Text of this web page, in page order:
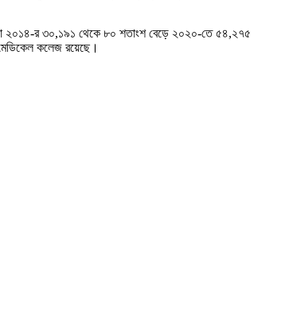
২০১৪-র ৩০,১৯১ থেকে ৮০ শতাংশ বেড়ে ২০২০-তে ৫৪,২৭৫
কলেজ রয়েছে।